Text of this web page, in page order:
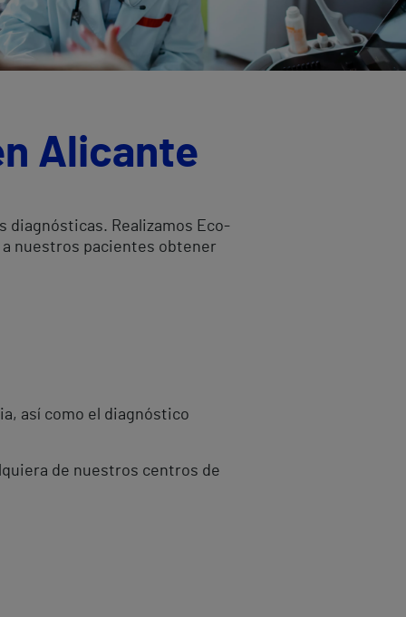
Alicante
diagnósticas. Realizamos Eco-
nuestros pacientes obtener
así como el diagnóstico
de nuestros centros de